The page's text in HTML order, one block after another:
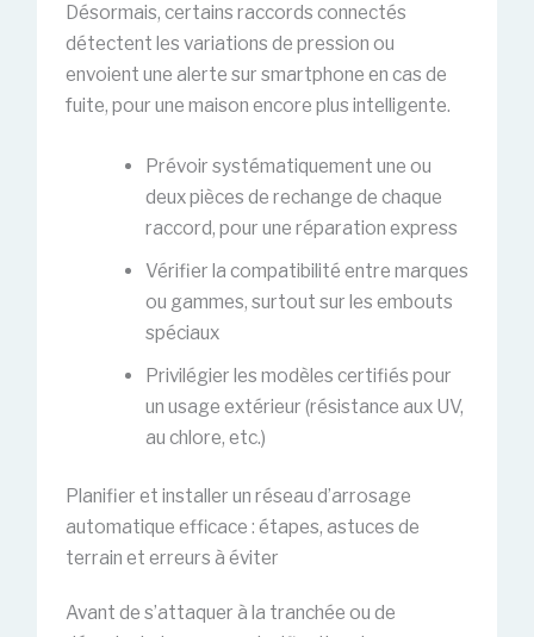
Désormais, certains raccords connectés
détectent les variations de pression ou
envoient une alerte sur smartphone en cas de
fuite, pour une maison encore plus intelligente.
Prévoir systématiquement une ou
deux pièces de rechange de chaque
raccord, pour une réparation express
Vérifier la compatibilité entre marques
ou gammes, surtout sur les embouts
spéciaux
Privilégier les modèles certifiés pour
un usage extérieur (résistance aux UV,
au chlore, etc.)
Planifier et installer un réseau d’arrosage
automatique efficace : étapes, astuces de
terrain et erreurs à éviter
Avant de s’attaquer à la tranchée ou de